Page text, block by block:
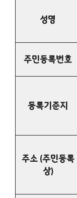
성명
주민등록번호
등록기준지
주소 (주민등록
상)